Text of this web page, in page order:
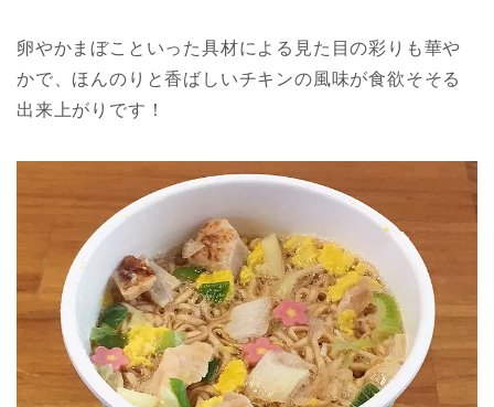
卵やかまぼこといった具材による見た目の彩りも華や
かで、ほんのりと香ばしいチキンの風味が食欲そそる
出来上がりです！